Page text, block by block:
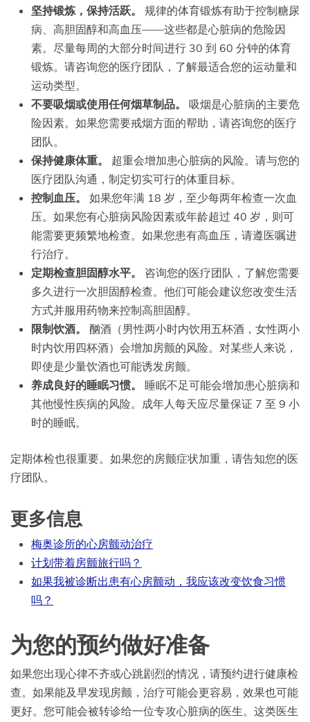
坚持锻炼，保持活跃。
规律的体育锻炼有助于控制糖尿
病、高胆固醇和高血压——这些都是心脏病的危险因
素。尽量每周的大部分时间进行 30 到 60 分钟的体育
锻炼。请咨询您的医疗团队，了解最适合您的运动量和
运动类型。
不要吸烟或使用任何烟草制品。
吸烟是心脏病的主要危
险因素。如果您需要戒烟方面的帮助，请咨询您的医疗
团队。
保持健康体重。
超重会增加患心脏病的风险。请与您的
医疗团队沟通，制定切实可行的体重目标。
控制血压。
如果您年满 18 岁，至少每两年检查一次血
压。如果您有心脏病风险因素或年龄超过 40 岁，则可
能需要更频繁地检查。如果您患有高血压，请遵医嘱进
行治疗。
定期检查胆固醇水平。
咨询您的医疗团队，了解您需要
多久进行一次胆固醇检查。他们可能会建议您改变生活
方式并服用药物来控制高胆固醇。
限制饮酒。
酗酒（男性两小时内饮用五杯酒，女性两小
时内饮用四杯酒）会增加房颤的风险。对某些人来说，
即使是少量饮酒也可能诱发房颤。
养成良好的睡眠习惯。
睡眠不足可能会增加患心脏病和
其他慢性疾病的风险。成年人每天应尽量保证 7 至 9 小
时的睡眠。
定期体检也很重要。如果您的房颤症状加重，请告知您的医
疗团队。
更多信息
梅奥诊所的心房颤动治疗
计划带着房颤旅行吗？
如果我被诊断出患有心房颤动，我应该改变饮食习惯
吗？
为您的预约做好准备
如果您出现心律不齐或心跳剧烈的情况，请预约进行健康检
查。如果能及早发现房颤，治疗可能会更容易，效果也可能
更好。您可能会被转诊给一位专攻心脏病的医生。这类医生